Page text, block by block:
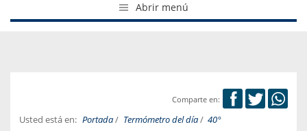
Abrir menú
Comparte en:
Usted está en: Portada/ Termómetro del día/ 40°